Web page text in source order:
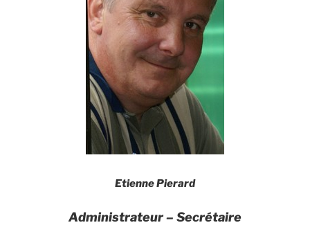
Etienne Pierard
Administrateur – Secrétaire